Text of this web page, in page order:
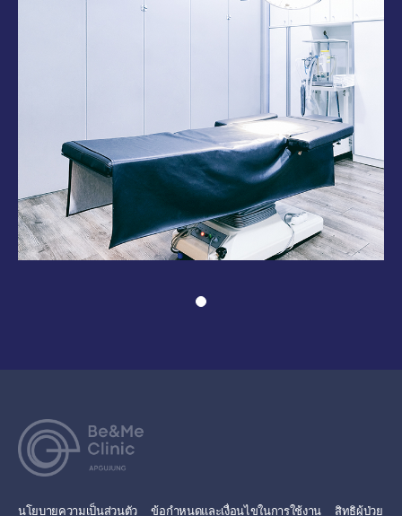
นโยบายความเป็นส่วนตัว ข้อกำหนดและเงื่อนไขในการใช้งาน สิทธิผู้ป่วย